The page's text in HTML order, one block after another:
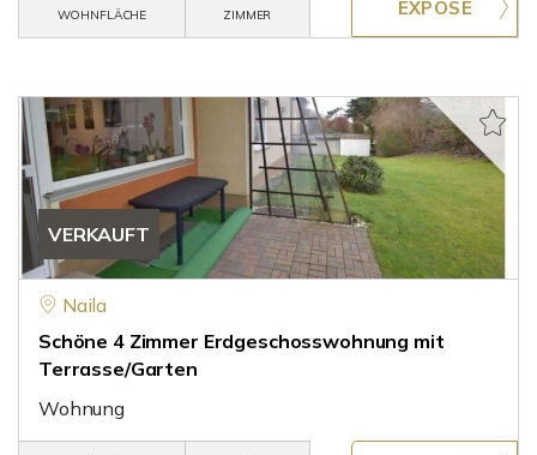
WOHNFLÄCHE
ZIMMER
VERKAUFT
Naila
Schöne 4 Zimmer Erdgeschosswohnung mit
Terrasse/Garten
Wohnung